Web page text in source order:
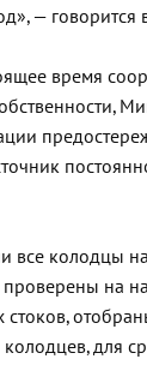
—
время
все колодцы
на
стоков,
для